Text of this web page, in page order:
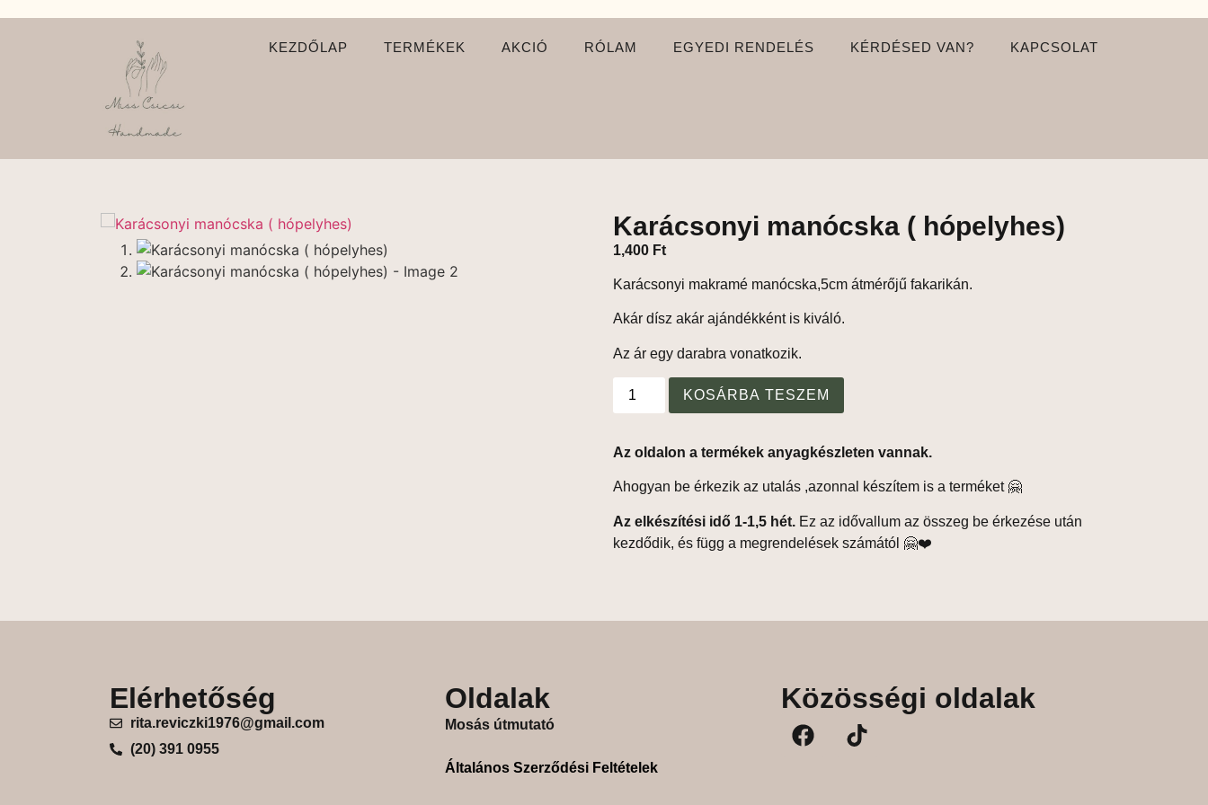
KEZDŐLAP TERMÉKEK AKCIÓ RÓLAM EGYEDI RENDELÉS KÉRDÉSED VAN? KAPCSOLAT
🔍
Karácsonyi manócska ( hópelyhes)
1,400 Ft
Karácsonyi makramé manócska,5cm átmérőjű fakarikán.
Akár dísz akár ajándékként is kiváló.
Az ár egy darabra vonatkozik.
KOSÁRBA TESZEM
Az oldalon a termékek anyagkészleten vannak.
Ahogyan be érkezik az utalás ,azonnal készítem is a terméket 🤗
Az elkészítési idő 1-1,5 hét. Ez az idővallum az összeg be érkezése után
kezdődik, és függ a megrendelések számától 🤗❤️
Elérhetőség
rita.reviczki1976@gmail.com
(20) 391 0955
Oldalak
Mosás útmutató
Általános Szerződési Feltételek
Közösségi oldalak